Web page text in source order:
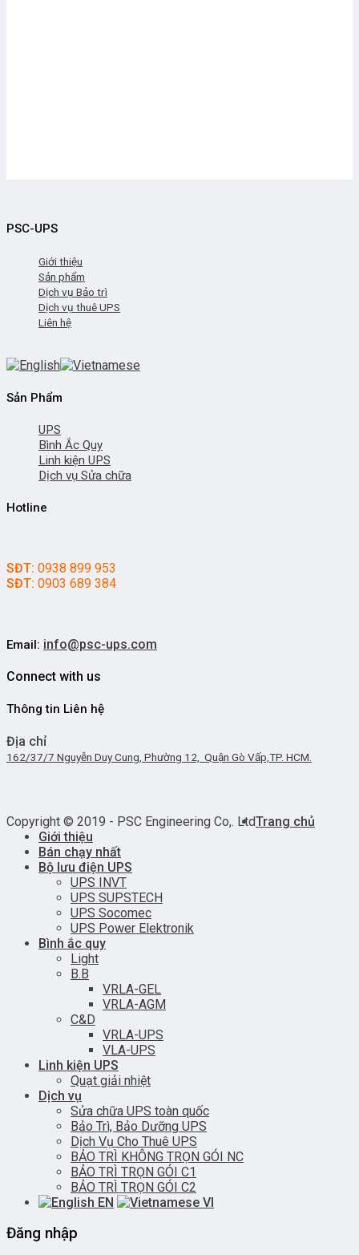
PSC-UPS
Giới thiệu
Sản phẩm
Dịch vụ Bảo trì
Dịch vụ thuê UPS
Liên hệ
Sản Phẩm
UPS
Bình Ắc Quy
Linh kiện UPS
Dịch vụ Sửa chữa
Hotline
SĐT: 0938 899 953
SĐT: 0903 689 384
Email: info@psc-ups.com
Connect with us
Thông tin Liên hệ
Địa chỉ
162/37/7 Nguyễn Duy Cung, Phường 12, Quận Gò Vấp,TP. HCM.
Copyright © 2019 - PSC Engineering Co,. LtdTrang chủ
Giới thiệu
Bán chạy nhất
Bộ lưu điện UPS
UPS INVT
UPS SUPSTECH
UPS Socomec
UPS Power Elektronik
Bình ắc quy
Light
B.B
VRLA-GEL
VRLA-AGM
C&D
VRLA-UPS
VLA-UPS
Linh kiện UPS
Quạt giải nhiệt
Dịch vụ
Sửa chữa UPS toàn quốc
Bảo Trì, Bảo Dưỡng UPS
Dịch Vụ Cho Thuê UPS
BẢO TRÌ KHÔNG TRỌN GÓI NC
BẢO TRÌ TRỌN GÓI C1
BẢO TRÌ TRỌN GÓI C2
EN
VI
Đăng nhập